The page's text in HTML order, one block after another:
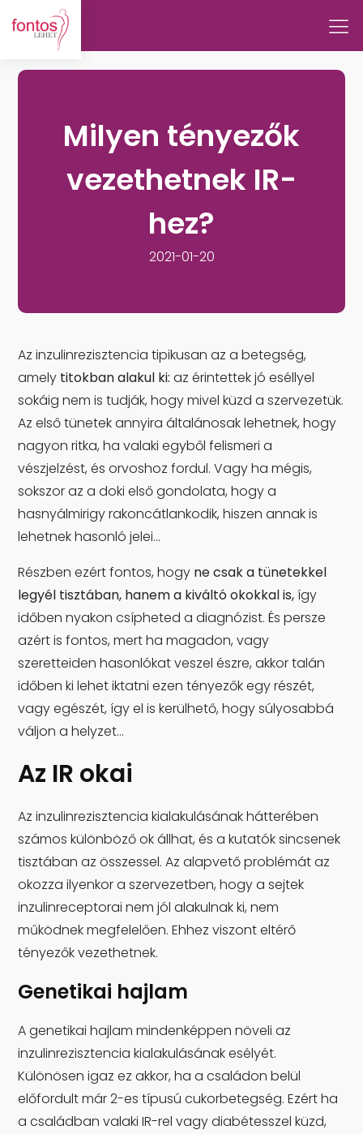
Milyen tényezők
vezethetnek IR-
hez?
2021-01-20
Az inzulinrezisztencia tipikusan az a betegség,
amely titokban alakul ki: az érintettek jó eséllyel
sokáig nem is tudják, hogy mivel küzd a szervezetük.
Az első tünetek annyira általánosak lehetnek, hogy
nagyon ritka, ha valaki egyből felismeri a
vészjelzést, és orvoshoz fordul. Vagy ha mégis,
sokszor az a doki első gondolata, hogy a
hasnyálmirigy rakoncátlankodik, hiszen annak is
lehetnek hasonló jelei…
Részben ezért fontos, hogy ne csak a tünetekkel
legyél tisztában, hanem a kiváltó okokkal is, így
időben nyakon csípheted a diagnózist. És persze
azért is fontos, mert ha magadon, vagy
szeretteiden hasonlókat veszel észre, akkor talán
időben ki lehet iktatni ezen tényezők egy részét,
vagy egészét, így el is kerülhető, hogy súlyosabbá
váljon a helyzet…
Az IR okai
Az inzulinrezisztencia kialakulásának hátterében
számos különböző ok állhat, és a kutatók sincsenek
tisztában az összessel. Az alapvető problémát az
okozza ilyenkor a szervezetben, hogy a sejtek
inzulinreceptorai nem jól alakulnak ki, nem
működnek megfelelően. Ehhez viszont eltérő
tényezők vezethetnek.
Genetikai hajlam
A genetikai hajlam mindenképpen növeli az
inzulinrezisztencia kialakulásának esélyét.
Különösen igaz ez akkor, ha a családon belül
előfordult már 2-es típusú cukorbetegség. Ezért ha
a családban valaki IR-rel vagy diabétesszel küzd,